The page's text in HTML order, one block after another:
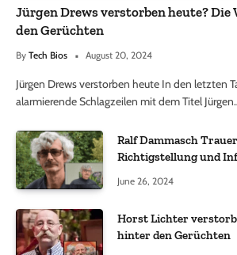
Jürgen Drews verstorben heute?
den Gerüchten
By Tech Bios August 20, 2024
Jürgen Drews verstorben heute In den letzten
alarmierende Schlagzeilen mit dem Titel
Ralf Dammasch
Richtigstellung und
June 26, 2024
Horst Lichter
hinter den Gerüchten